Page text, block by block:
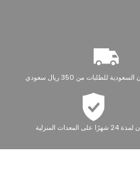
للطلبات من 350 ريال سعودي
على المعدات المنزلية